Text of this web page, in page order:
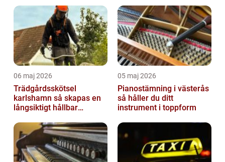
06 maj 2026
Trädgårdsskötsel
karlshamn så skapas en
långsiktigt hållbar
05 maj 2026
Pianostämning i västerås
så håller du ditt
instrument i toppform